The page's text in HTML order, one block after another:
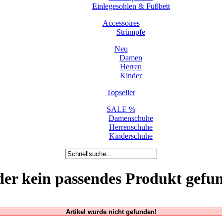
Einlegesohlen & Fußbett
Accessoires
Strümpfe
Neu
Damen
Herren
Kinder
Topseller
SALE %
Damenschuhe
Herrenschuhe
Kinderschuhe
kein passendes Produkt
Artikel wurde nicht gefunden!